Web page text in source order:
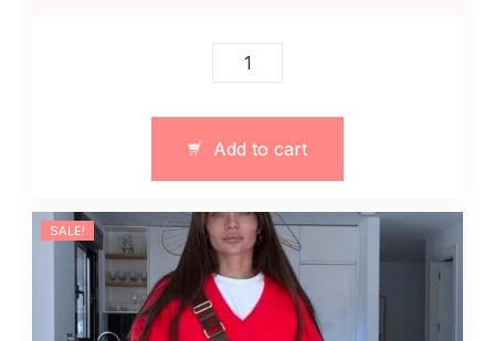
Damskie
quantity
Add to cart
SALE!